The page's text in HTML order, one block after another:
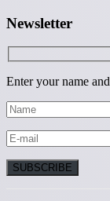
Newsletter
Enter your name